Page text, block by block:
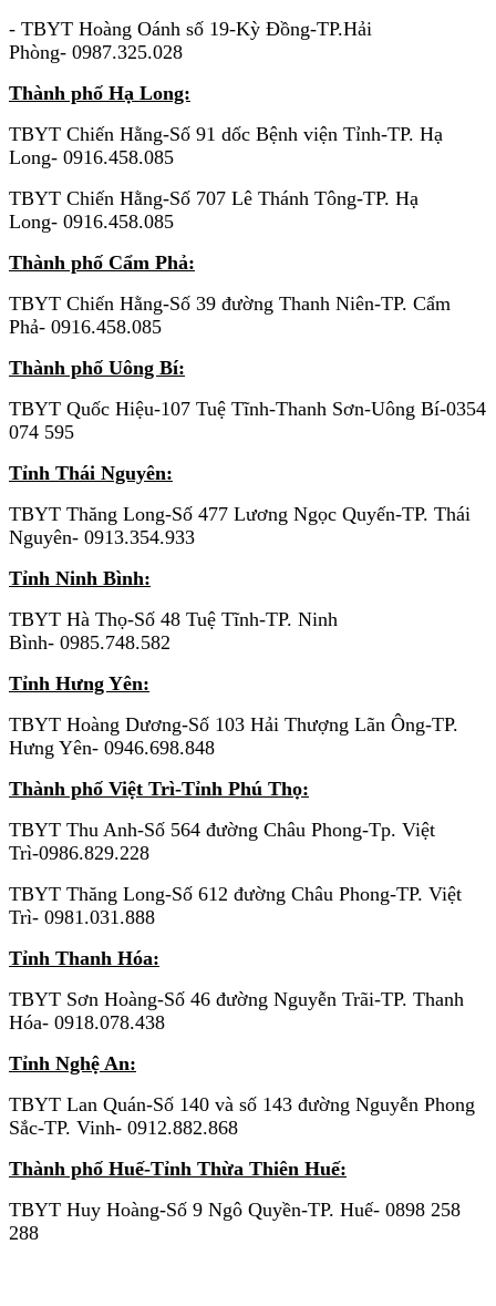
- TBYT Hoàng Oánh số 19-Kỳ Đồng-TP.Hải
Phòng- 0987.325.028
Thành phố Hạ Long:
TBYT Chiến Hằng-Số 91 dốc Bệnh viện Tỉnh-TP. Hạ
Long- 0916.458.085
TBYT Chiến Hằng-Số 707 Lê Thánh Tông-TP. Hạ
Long- 0916.458.085
Thành phố Cẩm Phả:
TBYT Chiến Hằng-Số 39 đường Thanh Niên-TP. Cẩm
Phả- 0916.458.085
Thành phố Uông Bí:
TBYT Quốc Hiệu-107 Tuệ Tĩnh-Thanh Sơn-Uông Bí-0354
074 595
Tỉnh Thái Nguyên:
TBYT Thăng Long-Số 477 Lương Ngọc Quyến-TP. Thái
Nguyên- 0913.354.933
Tỉnh Ninh Bình:
TBYT Hà Thọ-Số 48 Tuệ Tĩnh-TP. Ninh
Bình- 0985.748.582
Tỉnh Hưng Yên:
TBYT Hoàng Dương-Số 103 Hải Thượng Lãn Ông-TP.
Hưng Yên- 0946.698.848
Thành phố Việt Trì-Tỉnh Phú Thọ:
TBYT Thu Anh-Số 564 đường Châu Phong-Tp. Việt
Trì-0986.829.228
TBYT Thăng Long-Số 612 đường Châu Phong-TP. Việt
Trì- 0981.031.888
Tỉnh Thanh Hóa:
TBYT Sơn Hoàng-Số 46 đường Nguyễn Trãi-TP. Thanh
Hóa- 0918.078.438
Tỉnh Nghệ An:
TBYT Lan Quán-Số 140 và số 143 đường Nguyễn Phong
Sắc-TP. Vinh- 0912.882.868
Thành phố Huế-Tỉnh Thừa Thiên Huế:
TBYT Huy Hoàng-Số 9 Ngô Quyền-TP. Huế- 0898 258
288